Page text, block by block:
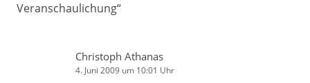
Veranschaulichung“
Christoph Athanas
4. Juni 2009 um 10:01 Uhr